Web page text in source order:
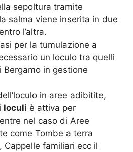
sepoltura tramite
salma viene inserita in due
l’altra.
per la tumulazione a
un loculo tra quelli
Bergamo in gestione
in aree adibitite,
loculi è attiva per
nel caso di Aree
come Tombe a terra
Cappelle familiari ecc il